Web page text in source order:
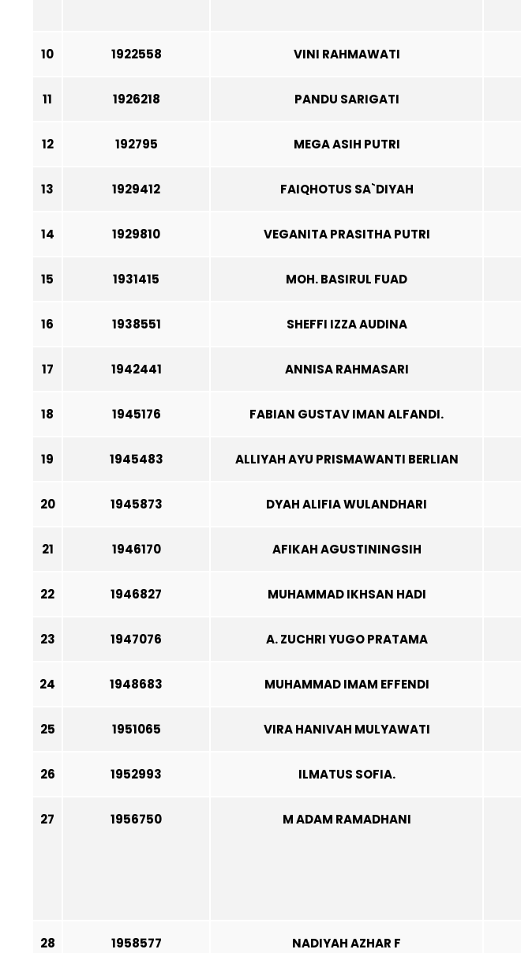
10 1922558 VINI RAHMAWATI
11 1926218 PANDU SARIGATI
12 192795 MEGA ASIH PUTRI
13 1929412 FAIQHOTUS SA`DIYAH
14 1929810 VEGANITA PRASITHA PUTRI
15 1931415 MOH. BASIRUL FUAD
16 1938551 SHEFFI IZZA AUDINA
17 1942441 ANNISA RAHMASARI
18 1945176 FABIAN GUSTAV IMAN ALFANDI.
19 1945483 ALLIYAH AYU PRISMAWANTI BERLIAN
20 1945873 DYAH ALIFIA WULANDHARI
21 1946170 AFIKAH AGUSTININGSIH
22 1946827 MUHAMMAD IKHSAN HADI
23 1947076 A. ZUCHRI YUGO PRATAMA
24 1948683 MUHAMMAD IMAM EFFENDI
25 1951065 VIRA HANIVAH MULYAWATI
26 1952993 ILMATUS SOFIA.
27 1956750 M ADAM RAMADHANI
28 1958577 NADIYAH AZHAR F